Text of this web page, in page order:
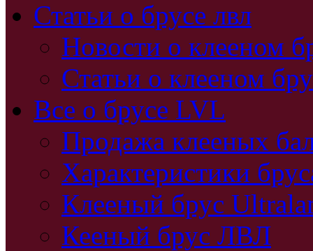
Статьи о брусе лвл
Новости о клееном
Статьи о клееном
Все о брусе LVL
Продажа клееных
Характеристики
Клееный брус
Кееный брус ЛВЛ